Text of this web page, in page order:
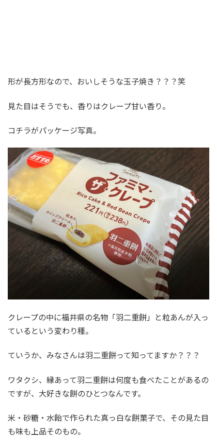
形が長方形なので、おいしそうな玉子焼き？？？笑
見た目はそうでも、香りはクレープ甘い香り。
コチラがパッケージ写真。
クレープの中に福井県の名物「羽二重餅」と粒あんが入っ
ているという変わり種。
ていうか、みなさんは羽二重餅って知ってますか？？？
ワタクシ、縁あって羽二重餅は何度も食べたことがあるの
ですが、大好きな餅のひとつなんです。
米・砂糖・水飴で作られた真っ白な餅菓子で、その見た目
も味も上品そのもの。